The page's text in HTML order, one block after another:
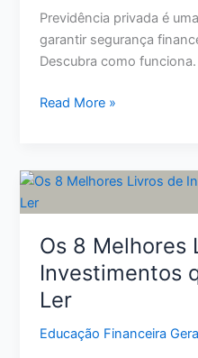
Previdência privada é
garantir segurança
Descubra como funciona.
Como
privada
pode
garantir
segurança
financeira
futura
Read More »
Os 8 Melhores
Investimentos
Ler
Educação Financeira